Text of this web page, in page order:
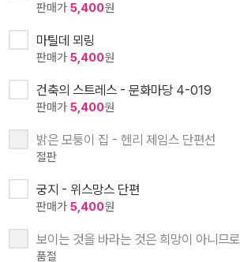
판매가 5,400원
마틸데 뫼링
판매가 5,400원
건축의 스트레스 - 문화마당 4-019
판매가 5,400원
밝은 모퉁이 집 - 헨리 제임스 단편선
절판
궁지 - 위스망스 단편
판매가 5,400원
보이는 것을 바라는 것은 희망이 아니므로
품절